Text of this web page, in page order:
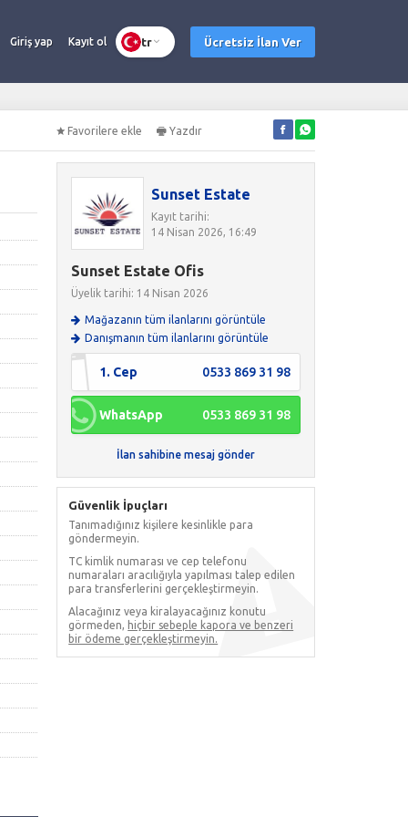
Giriş yap Kayıt ol tr Ücretsiz İlan Ver
Favorilere ekle Yazdır
Sunset Estate
Kayıt tarihi:
14 Nisan 2026, 16:49
Sunset Estate Ofis
Üyelik tarihi: 14 Nisan 2026
Mağazanın tüm ilanlarını görüntüle
Danışmanın tüm ilanlarını görüntüle
1. Cep 0533 869 31 98
WhatsApp 0533 869 31 98
İlan sahibine mesaj gönder
Güvenlik İpuçları
Tanımadığınız kişilere kesinlikle para
göndermeyin.
TC kimlik numarası ve cep telefonu
numaraları aracılığıyla yapılması talep edilen
para transferlerini gerçekleştirmeyin.
Alacağınız veya kiralayacağınız konutu
görmeden, hiçbir sebeple kapora ve benzeri
bir ödeme gerçekleştirmeyin.